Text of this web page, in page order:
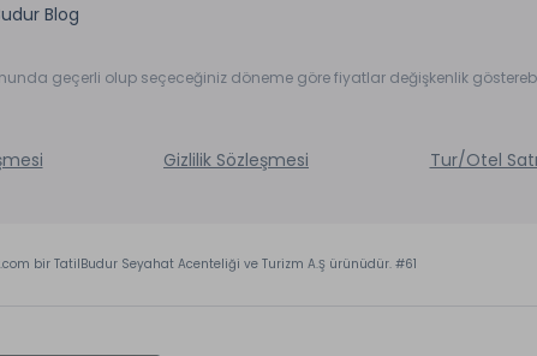
Blog
geçerli olup seçeceğiniz döneme göre fiyatlar değişkenlik
Gizlilik Sözleşmesi Tur/Otel
bir TatilBudur Seyahat Acenteliği ve Turizm A.Ş ürünüdür. #61